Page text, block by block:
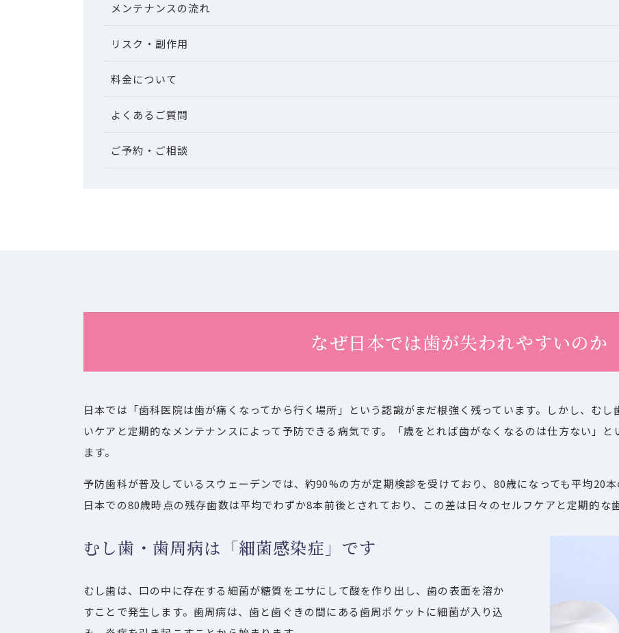
メンテナンスの流れ
リスク・副作用
料金について
よくあるご質問
ご予約・ご相談
なぜ日本では歯が失われやすいのか
日本では「歯科医院は歯が痛くなってから行く場所」という認識がまだ根強く残っています。しかし、むし
いケアと定期的なメンテナンスによって予防できる病気です。「歳をとれば歯がなくなるのは仕方ない」
ます。
予防歯科が普及しているスウェーデンでは、約90%の方が定期検診を受けており、80歳になっても平均20本
日本での80歳時点の残存歯数は平均でわずか8本前後とされており、この差は日々のセルフケアと定期的な
むし歯・歯周病は「細菌感染症」です
むし歯は、口の中に存在する細菌が糖質をエサにして酸を作り出し、歯の表面を溶か
すことで発生します。歯周病は、歯と歯ぐきの間にある歯周ポケットに細菌が入り込